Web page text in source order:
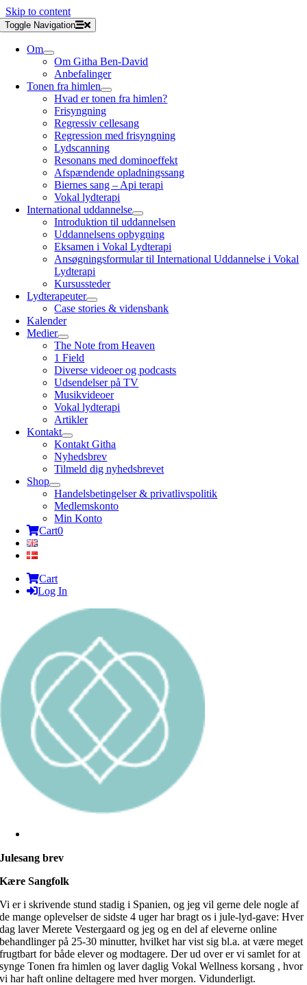
Skip to content
Toggle Navigation
Om
Om Githa Ben-David
Anbefalinger
Tonen fra himlen
Hvad er tonen fra himlen?
Frisyngning
Regressiv cellesang
Regression med frisyngning
Lydscanning
Resonans med dominoeffekt
Afspændende opladningssang
Biernes sang – Api terapi
Vokal lydterapi
International uddannelse
Introduktion til uddannelsen
Uddannelsens opbygning
Eksamen i Vokal Lydterapi
Ansøgningsformular til International Uddannelse i Vokal
Lydterapi
Kursussteder
Lydterapeuter
Case stories & vidensbank
Kalender
Medier
The Note from Heaven
1 Field
Diverse videoer og podcasts
Udsendelser på TV
Musikvideoer
Vokal lydterapi
Artikler
Kontakt
Kontakt Githa
Nyhedsbrev
Tilmeld dig nyhedsbrevet
Shop
Handelsbetingelser & privatlivspolitik
Medlemskonto
Min Konto
Cart0
Cart
Log In
Julesang brev
Kære Sangfolk
Vi er i skrivende stund stadig i Spanien, og jeg vil gerne dele nogle af
de mange oplevelser de sidste 4 uger har bragt os i jule-lyd-gave: Hver
dag laver Merete Vestergaard og jeg og en del af eleverne online
behandlinger på 25-30 minutter, hvilket har vist sig bl.a. at være meget
frugtbart for både elever og modtagere. Der ud over er vi samlet for at
synge Tonen fra himlen og laver daglig Vokal Wellness korsang , hvor
vi har haft online deltagere med hver morgen. Vidunderligt.